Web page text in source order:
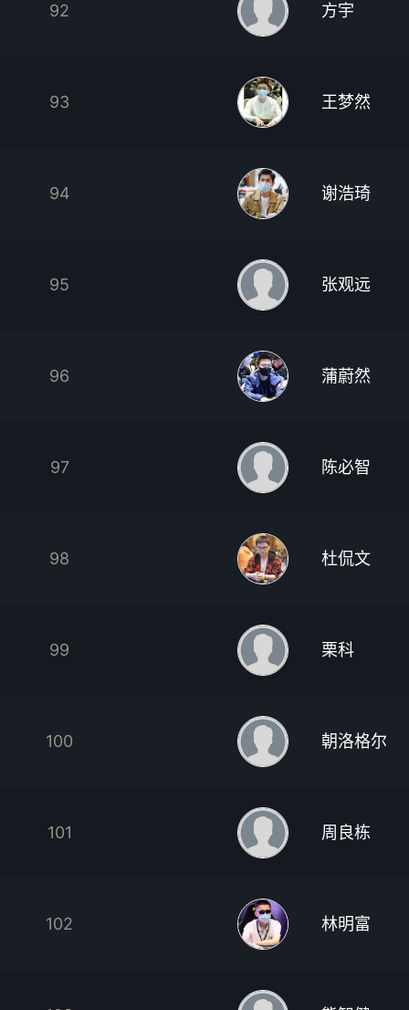
92 方宇
93 王梦然
94 谢浩琦
95 张观远
96 蒲蔚然
97 陈必智
98 杜侃文
99 栗科
100 朝洛格尔
101 周良栋
102 林明富